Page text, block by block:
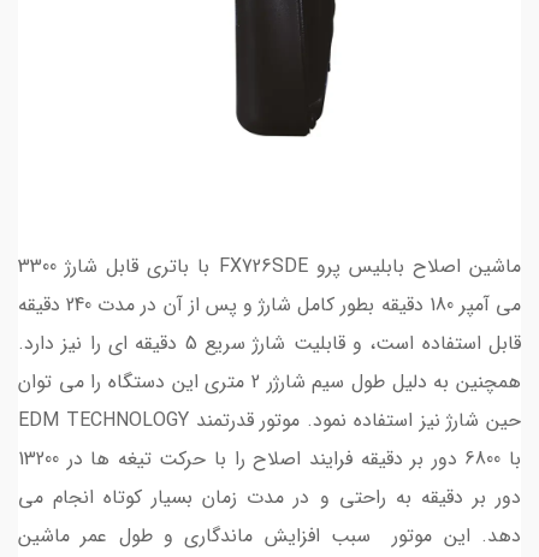
ماشین اصلاح بابلیس پرو FX726SDE با باتری قابل شارژ 3300
می آمپر 180 دقیقه بطور کامل شارژ و پس از آن در مدت 240 دقیقه
قابل استفاده است، و قابلیت شارژ سریع 5 دقیقه ای را نیز دارد.
همچنین به دلیل طول سیم شارژر 2 متری این دستگاه را می توان
حین شارژ نیز استفاده نمود. موتور قدرتمند EDM TECHNOLOGY
با 6800 دور بر دقیقه فرایند اصلاح را با حرکت تیغه ها در 13200
دور بر دقیقه به راحتی و در مدت زمان بسیار کوتاه انجام می
دهد. این موتور سبب افزایش ماندگاری و طول عمر ماشین